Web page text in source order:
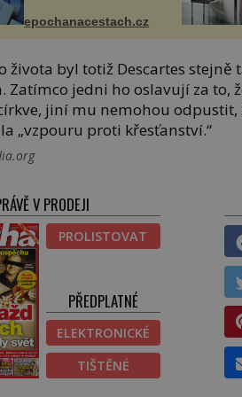
epochanacestach.cz
života byl totiž Descartes stejně
Zatímco jedni ho oslavují za to,
jiní mu nemohou
„vzpouru proti křesťanství.“
V PRODEJI
PROLISTOVAT
PŘEDPLATNÉ
ELEKTRONICKÉ
TIŠTĚNÉ